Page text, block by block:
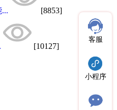
[8853]
[10127]
客服
小程序